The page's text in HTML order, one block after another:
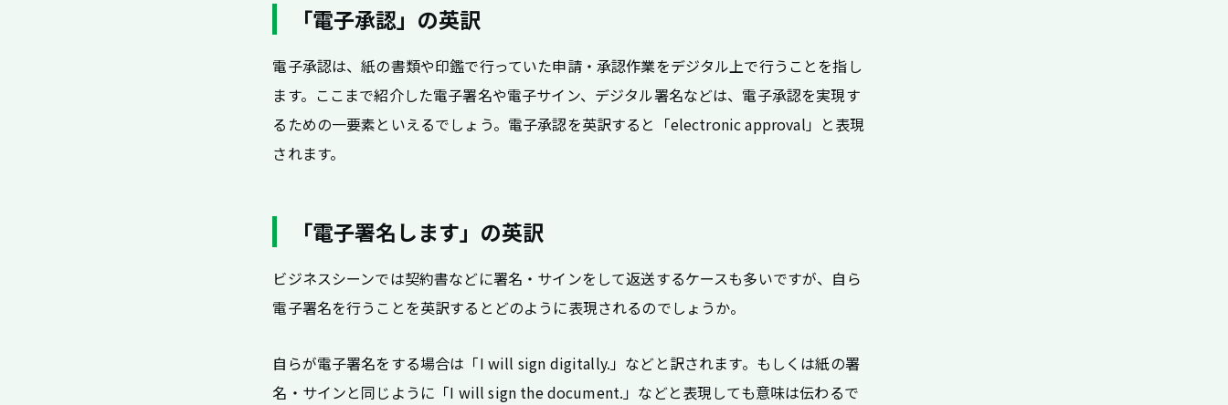
「電子承認」の英訳
電子承認は、紙の書類や印鑑で行っていた申請・承認作業をデジタル上で行うことを指し
ます。ここまで紹介した電子署名や電子サイン、デジタル署名などは、電子承認を実現す
るための一要素といえるでしょう。電子承認を英訳すると「electronic approval」と表現
されます。
「電子署名します」の英訳
ビジネスシーンでは契約書などに署名・サインをして返送するケースも多いですが、自ら
電子署名を行うことを英訳するとどのように表現されるのでしょうか。
自らが電子署名をする場合は「I will sign digitally.」などと訳されます。もしくは紙の署
名・サインと同じように「I will sign the document.」などと表現しても意味は伝わるで